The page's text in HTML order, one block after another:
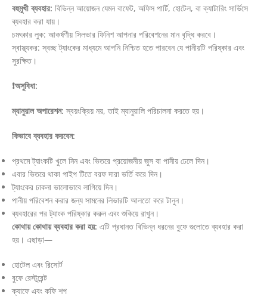
বহুমুখী ব্যবহার: বিভিন্ন আয়োজন যেমন বাফেট, অফিস পার্টি, হোটেল, বা ক্যাটারিং সার্ভিসে
ব্যবহার করা যায়।
চমৎকার লুক: আকর্ষণীয় সিলভার ফিনিশ আপনার পরিবেশনের মান বৃদ্ধি করবে।
স্বাস্থ্যকর: স্বচ্ছ ট্যাংকের মাধ্যমে আপনি নিশ্চিত হতে পারবেন যে পানীয়টি পরিষ্কার এবং
সুরক্ষিত।
❗অসুবিধা:
ম্যানুয়াল অপারেশন: স্বয়ংক্রিয় নয়, তাই ম্যানুয়ালি পরিচালনা করতে হয়।
কিভাবে ব্যবহার করবেন:
প্রথমে ট্যাংকটি খুলে নিন এবং ভিতরে প্রয়োজনীয় জুস বা পানীয় ঢেলে দিন।
এবার ভিতরে থাকা পাইপ টিতে বরফ দারা ভর্তি করে দিন।
ট্যাংকের ঢাকনা ভালোভাবে লাগিয়ে দিন।
পানীয় পরিবেশন করার জন্য সামনের লিভারটি আলতো করে টানুন।
ব্যবহারের পর ট্যাংক পরিষ্কার করুন এবং শুকিয়ে রাখুন।
কোথায় কোথায় ব্যবহার করা হয়: এটি প্রধানত বিভিন্ন ধরনের বুফে গুলোতে ব্যবহার করা
হয়। এছাড়া—
হোটেল এবং রিসোর্ট
বুফে রেস্টুরেন্ট
ক্যাফে এবং কফি শপ